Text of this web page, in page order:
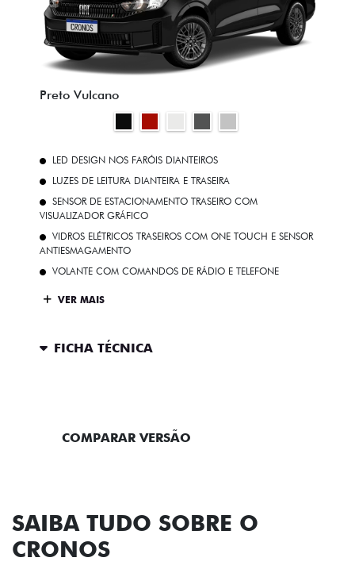
Preto Vulcano
LED DESIGN NOS FARÓIS DIANTEIROS
LUZES DE LEITURA DIANTEIRA E TRASEIRA
SENSOR DE ESTACIONAMENTO TRASEIRO COM
VISUALIZADOR GRÁFICO
VIDROS ELÉTRICOS TRASEIROS COM ONE TOUCH E SENSOR
ANTIESMAGAMENTO
VOLANTE COM COMANDOS DE RÁDIO E TELEFONE
VER MAIS
FICHA TÉCNICA
COMPARAR VERSÃO
SAIBA TUDO SOBRE O
CRONOS